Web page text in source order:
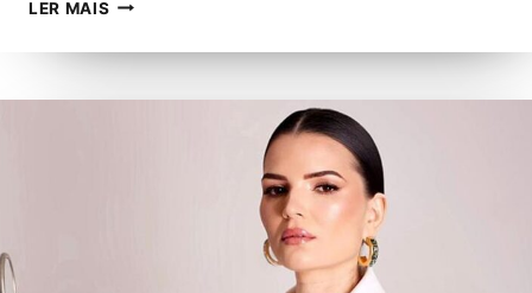
LER MAIS
SEGUROS
AUTOMÓVEIS